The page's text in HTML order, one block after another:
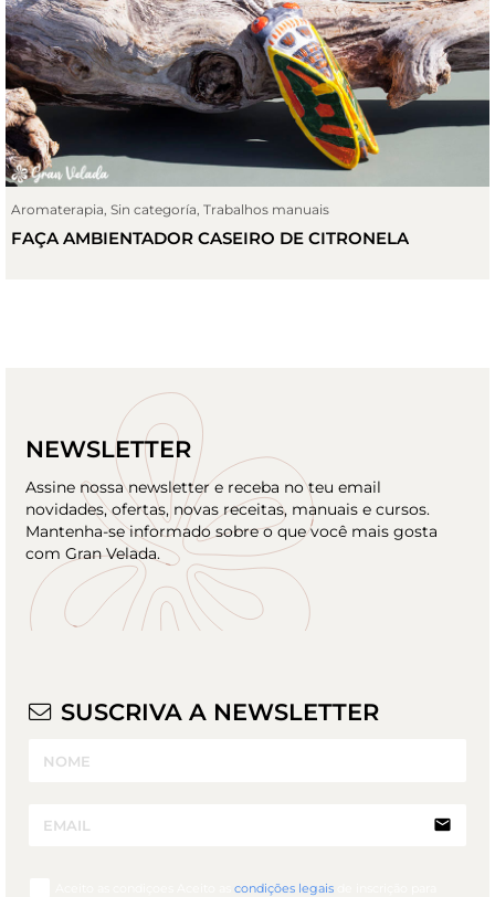
Aromaterapia, Sin categoría, Trabalhos manuais
FAÇA AMBIENTADOR CASEIRO DE CITRONELA
NEWSLETTER
Assine nossa newsletter e receba no teu email
novidades, ofertas, novas receitas, manuais e cursos.
Mantenha-se informado sobre o que você mais gosta
com Gran Velada.
SUSCRIVA A NEWSLETTER
email
condições legais